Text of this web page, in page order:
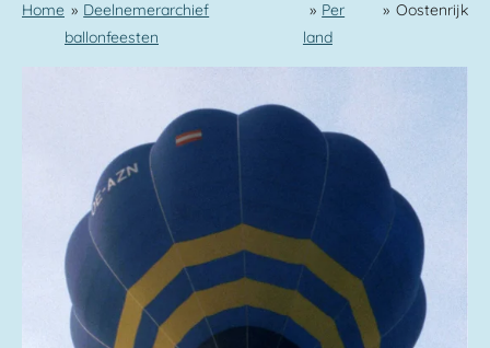
Home » Deelnemerarchief
ballonfeesten
» Per
land
» Oostenrijk